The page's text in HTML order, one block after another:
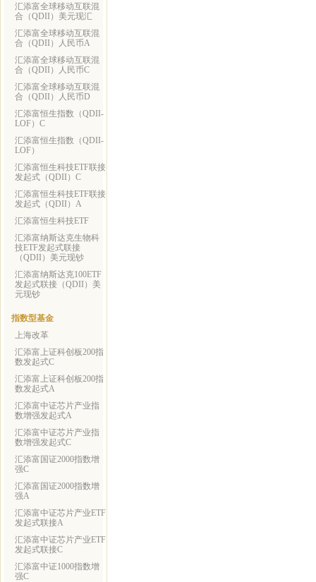
汇添富全球移动互联混
合（QDII）美元现汇
汇添富全球移动互联混
合（QDII）人民币A
汇添富全球移动互联混
合（QDII）人民币C
汇添富全球移动互联混
合（QDII）人民币D
汇添富恒生指数（QDII-
LOF）C
汇添富恒生指数（QDII-
LOF）
汇添富恒生科技ETF联接
发起式（QDII）C
汇添富恒生科技ETF联接
发起式（QDII）A
汇添富恒生科技ETF
汇添富纳斯达克生物科
技ETF发起式联接
（QDII）美元现钞
汇添富纳斯达克100ETF
发起式联接（QDII）美
元现钞
指数型基金
上海改革
汇添富上证科创板200指
数发起式C
汇添富上证科创板200指
数发起式A
汇添富中证芯片产业指
数增强发起式A
汇添富中证芯片产业指
数增强发起式C
汇添富国证2000指数增
强C
汇添富国证2000指数增
强A
汇添富中证芯片产业ETF
发起式联接A
汇添富中证芯片产业ETF
发起式联接C
汇添富中证1000指数增
强C